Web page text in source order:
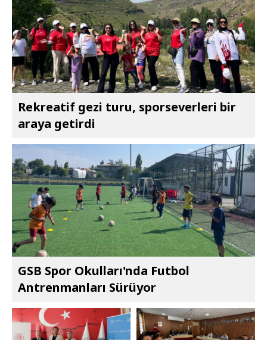
Rekreatif gezi turu, sporseverleri bir
araya getirdi
GSB Spor Okulları'nda Futbol
Antrenmanları Sürüyor